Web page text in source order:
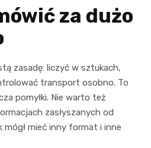
za dużo
zasadę: liczyć w sztukach,
transport osobno. To
pomyłki. Nie warto też
zasłyszanych od
mieć inny format i inne